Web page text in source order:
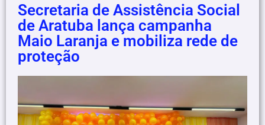
Secretaria de Assistência Social
de Aratuba lança campanha
Maio Laranja e mobiliza rede de
proteção